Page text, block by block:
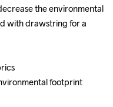
the environmental
with drawstring for a
footprint
the environmental
with drawstring for a
footprint